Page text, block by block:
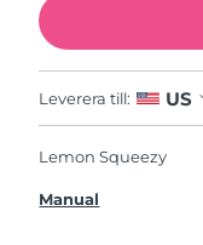
Leverera till: US
Lemon Squeezy
Manual